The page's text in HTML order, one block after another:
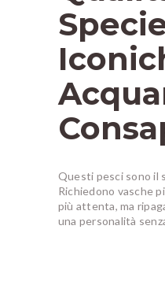
Questi pesci sono il
Richiedono vasche
più attenta, ma
una personalità